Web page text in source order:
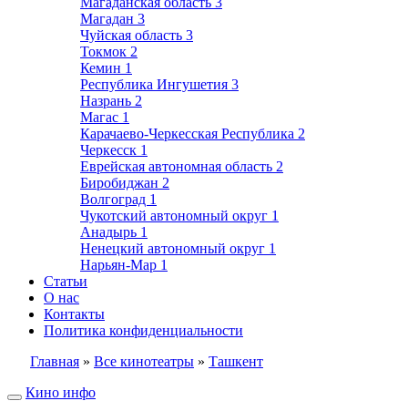
Магадан 3
Чуйская область 3
Токмок 2
Кемин 1
Республика Ингушетия 3
Назрань 2
Магас 1
Карачаево-Черкесская Республика 2
Черкесск 1
Еврейская автономная область 2
Биробиджан 2
Волгоград 1
Чукотский автономный округ 1
Анадырь 1
Ненецкий автономный округ 1
Нарьян-Мар 1
Статьи
О нас
Контакты
Политика конфиденциальности
Главная » Все кинотеатры » Ташкент
Кино инфо